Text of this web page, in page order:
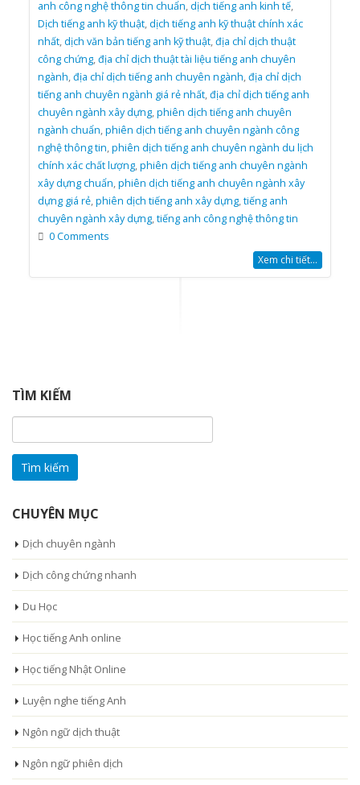
anh công nghệ thông tin chuẩn,dịch tiếng anh kinh tế,
Dịch tiếng anh kỹ thuật,dịch tiếng anh kỹ thuật chính xác
nhất,dịch văn bản tiếng anh kỹ thuật,địa chỉ dịch thuật
công chứng,địa chỉ dịch thuật tài liệu tiếng anh chuyên
ngành,địa chỉ dịch tiếng anh chuyên ngành,địa chỉ dịch
tiếng anh chuyên ngành giá rẻ nhất,địa chỉ dịch tiếng anh
chuyên ngành xây dựng,phiên dịch tiếng anh chuyên
ngành chuẩn,phiên dịch tiếng anh chuyên ngành công
nghệ thông tin,phiên dịch tiếng anh chuyên ngành du lịch
chính xác chất lượng,phiên dịch tiếng anh chuyên ngành
xây dựng chuẩn,phiên dịch tiếng anh chuyên ngành xây
dựng giá rẻ,phiên dịch tiếng anh xây dựng,tiếng anh
chuyên ngành xây dựng,tiếng anh công nghệ thông tin
0 Comments
Xem chi tiết...
TÌM KIẾM
kiếm
cho:
CHUYÊN MỤC
Dịch chuyên ngành
Dịch công chứng nhanh
Du Học
Học tiếng Anh online
Học tiếng Nhật Online
Luyện nghe tiếng Anh
Ngôn ngữ dịch thuật
Ngôn ngữ phiên dịch